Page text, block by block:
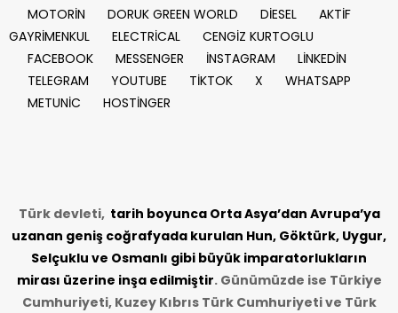
MOTORİN
DORUK GREEN WORLD DİESEL
AKTİF
GAYRİMENKUL
ELECTRİCAL
CENGİZ KURTOGLU
FACEBOOK
MESSENGER İNSTAGRAM
LİNKEDİN
TELEGRAM
YOUTUBE TİKTOK X
WHATSAPP
METUNİC
HOSTİNGER
Türk devleti, tarih boyunca Orta Asya’dan Avrupa’ya
uzanan geniş coğrafyada kurulan Hun, Göktürk, Uygur,
Selçuklu ve Osmanlı gibi büyük imparatorlukların
mirası üzerine inşa edilmiştir. Günümüzde ise Türkiye
Cumhuriyeti, Kuzey Kıbrıs Türk Cumhuriyeti ve Türk